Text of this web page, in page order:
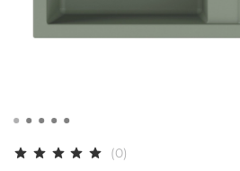
(0)